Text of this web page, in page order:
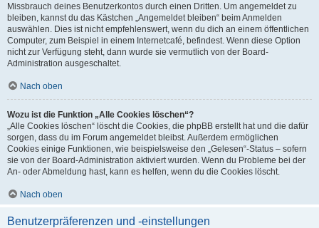
Missbrauch deines Benutzerkontos durch einen Dritten. Um angemeldet zu
bleiben, kannst du das Kästchen „Angemeldet bleiben“ beim Anmelden
auswählen. Dies ist nicht empfehlenswert, wenn du dich an einem öffentlichen
Computer, zum Beispiel in einem Internetcafé, befindest. Wenn diese Option
nicht zur Verfügung steht, dann wurde sie vermutlich von der Board-
Administration ausgeschaltet.
Nach oben
Wozu ist die Funktion „Alle Cookies löschen“?
„Alle Cookies löschen“ löscht die Cookies, die phpBB erstellt hat und die dafür
sorgen, dass du im Forum angemeldet bleibst. Außerdem ermöglichen
Cookies einige Funktionen, wie beispielsweise den „Gelesen“-Status – sofern
sie von der Board-Administration aktiviert wurden. Wenn du Probleme bei der
An- oder Abmeldung hast, kann es helfen, wenn du die Cookies löscht.
Nach oben
Benutzerpräferenzen und -einstellungen